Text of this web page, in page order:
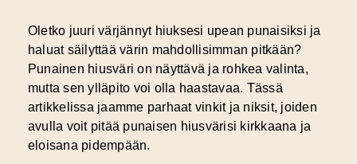
Oletko juuri värjännyt hiuksesi upean punaisiksi ja
haluat säilyttää värin mahdollisimman pitkään?
Punainen hiusväri on näyttävä ja rohkea valinta,
mutta sen ylläpito voi olla haastavaa. Tässä
artikkelissa jaamme parhaat vinkit ja niksit, joiden
avulla voit pitää punaisen hiusvärisi kirkkaana ja
eloisana pidempään.